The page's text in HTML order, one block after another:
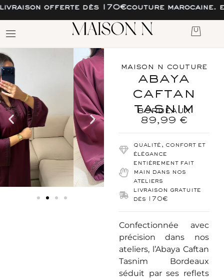
offerte dès 170€couture marocaine. esprit
maison n couture
abaya
caftan
tasnim
bordeaux
89,99 €
qualité, confort et
élégance
entièrement fait
main dans nos
ateliers
livraison gratuite
dés 170€
Confectionnée avec
précision dans nos
ateliers, l’Abaya Caftan
Tasnim Bordeaux
séduit par ses reflets